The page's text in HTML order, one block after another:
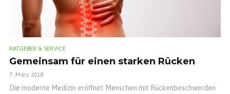
RATGEBER & SERVICE
Gemeinsam für einen starken Rücken
7. März 2018
Die moderne Medizin eröffnet Menschen mit Rückenbeschwerden